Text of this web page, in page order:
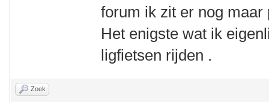
forum ik zit er nog maar
Het enigste wat ik
ligfietsen rijden .
Zoek